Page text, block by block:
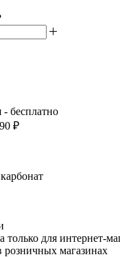
бесплатно
₽
только для интернет-
розничных магазинах